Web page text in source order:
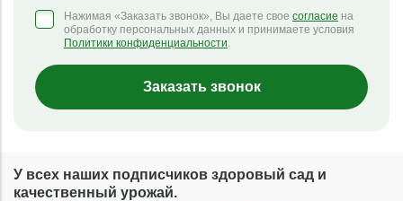
Нажимая «Заказать звонок», Вы даете свое согласие на
обработку персональных данных и принимаете условия
Политики конфиденциальности.
Заказать звонок
У всех наших подписчиков здоровый сад и
качественный урожай.